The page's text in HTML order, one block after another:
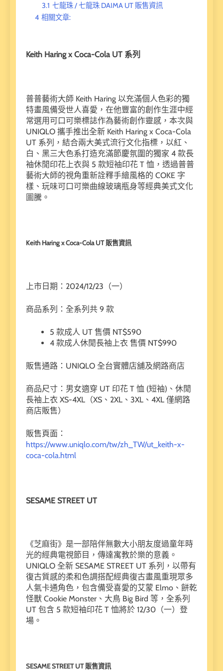
3.1 七龍珠 / 七龍珠 DAIMA UT 販售資訊
4 相關文章:
Keith Haring x Coca-Cola UT 系列
普普藝術大師 Keith Haring 以充滿個人色彩的獨
特畫風備受世人喜愛，在他豐富的創作生涯中經
常選用可口可樂標誌作為藝術創作靈感，本次與
UNIQLO 攜手推出全新 Keith Haring x Coca-Cola
UT 系列，結合兩大美式流行文化指標，以紅、
白、黑三大色系打造充滿節慶氛圍的獨家 4 款長
袖休閒印花上衣與 5 款短袖印花 T 恤，透過普普
藝術大師的視角重新詮釋手繪風格的 COKE 字
樣、玩味可口可樂曲線玻璃瓶身等經典美式文化
圖騰。
Keith Haring x Coca-Cola UT 販售資訊
上市日期：2024/12/23（一）
商品系列：全系列共 9 款
5 款成人 UT 售價 NT$590
4 款成人休閒長袖上衣 售價 NT$990
販售通路：UNIQLO 全台實體店舖及網路商店
商品尺寸：男女適穿 UT 印花 T 恤 (短袖)、休閒
長袖上衣 XS-4XL（XS、2XL、3XL、4XL 僅網路
商店販售）
販售頁面：
https://www.uniqlo.com/tw/zh_TW/ut_keith-x-
coca-cola.html
SESAME STREET UT
《芝麻街》是一部陪伴無數大小朋友度過童年時
光的經典電視節目，傳達寓教於樂的意義。
UNIQLO 全新 SESAME STREET UT 系列，以帶有
復古質感的柔和色調搭配經典復古畫風重現眾多
人氣卡通角色，包含備受喜愛的艾蒙 Elmo、餅乾
怪獸 Cookie Monster、大鳥 Big Bird 等，全系列
UT 包含 5 款短袖印花 T 恤將於 12/30（一）登
場。
SESAME STREET UT 販售資訊